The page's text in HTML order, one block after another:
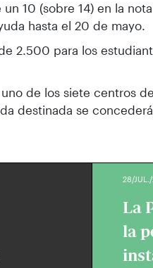
10 (sobre 14) en la
hasta el 20 de mayo.
2.500 para los
de los siete centros
destinada se
28/
La
la